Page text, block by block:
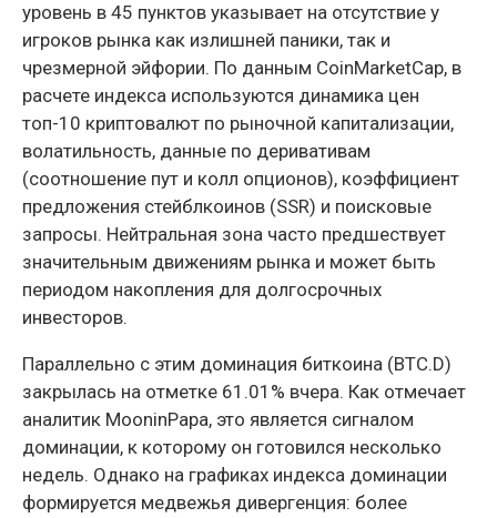
уровень в 45 пунктов указывает на отсутствие у
игроков рынка как излишней паники, так и
чрезмерной эйфории. По данным CoinMarketCap, в
расчете индекса используются динамика цен
топ-10 криптовалют по рыночной капитализации,
волатильность, данные по деривативам
(соотношение пут и колл опционов), коэффициент
предложения стейблкоинов (SSR) и поисковые
запросы. Нейтральная зона часто предшествует
значительным движениям рынка и может быть
периодом накопления для долгосрочных
инвесторов.
Параллельно с этим доминация биткоина (BTC.D)
закрылась на отметке 61.01% вчера. Как отмечает
аналитик MooninPapa, это является сигналом
доминации, к которому он готовился несколько
недель. Однако на графиках индекса доминации
формируется медвежья дивергенция: более